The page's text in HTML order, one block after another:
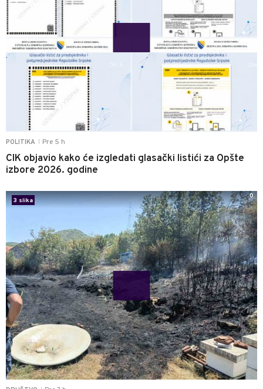
POLITIKA Pre 5 h
CIK objavio kako će izgledati glasački listići za Opšte
izbore 2026. godine
3 slika
0